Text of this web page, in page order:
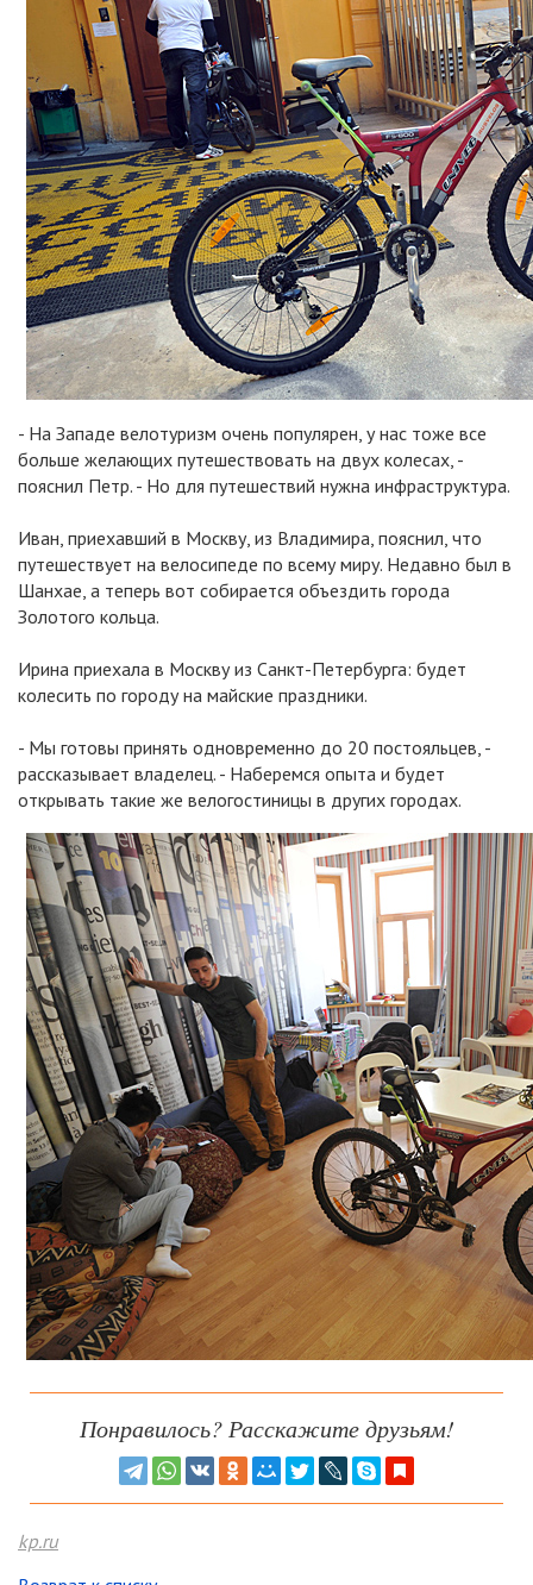
- На Западе велотуризм очень популярен, у нас тоже все
больше желающих путешествовать на двух колесах, -
пояснил Петр. - Но для путешествий нужна инфраструктура.
Иван, приехавший в Москву, из Владимира, пояснил, что
путешествует на велосипеде по всему миру. Недавно был в
Шанхае, а теперь вот собирается объездить города
Золотого кольца.
Ирина приехала в Москву из Санкт-Петербурга: будет
колесить по городу на майские праздники.
- Мы готовы принять одновременно до 20 постояльцев, -
рассказывает владелец. - Наберемся опыта и будет
открывать такие же велогостиницы в других городах.
Понравилось? Расскажите друзьям!
kp.ru